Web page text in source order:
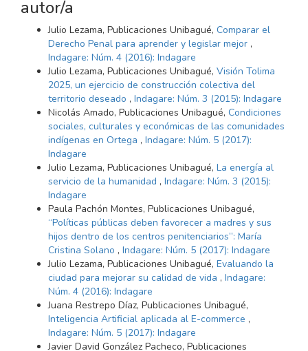
autor/a
Julio Lezama, Publicaciones Unibagué, Comparar el
Derecho Penal para aprender y legislar mejor ,
Indagare: Núm. 4 (2016): Indagare
Julio Lezama, Publicaciones Unibagué, Visión Tolima
2025, un ejercicio de construcción colectiva del
territorio deseado , Indagare: Núm. 3 (2015): Indagare
Nicolás Amado, Publicaciones Unibagué, Condiciones
sociales, culturales y económicas de las comunidades
indígenas en Ortega , Indagare: Núm. 5 (2017):
Indagare
Julio Lezama, Publicaciones Unibagué, La energía al
servicio de la humanidad , Indagare: Núm. 3 (2015):
Indagare
Paula Pachón Montes, Publicaciones Unibagué,
“Políticas públicas deben favorecer a madres y sus
hijos dentro de los centros penitenciarios”: María
Cristina Solano , Indagare: Núm. 5 (2017): Indagare
Julio Lezama, Publicaciones Unibagué, Evaluando la
ciudad para mejorar su calidad de vida , Indagare:
Núm. 4 (2016): Indagare
Juana Restrepo Díaz, Publicaciones Unibagué,
Inteligencia Artificial aplicada al E-commerce ,
Indagare: Núm. 5 (2017): Indagare
Javier David González Pacheco, Publicaciones